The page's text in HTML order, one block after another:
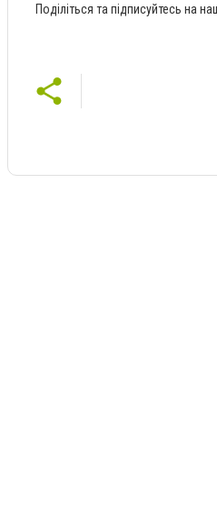
Поділіться та підписуйтесь на